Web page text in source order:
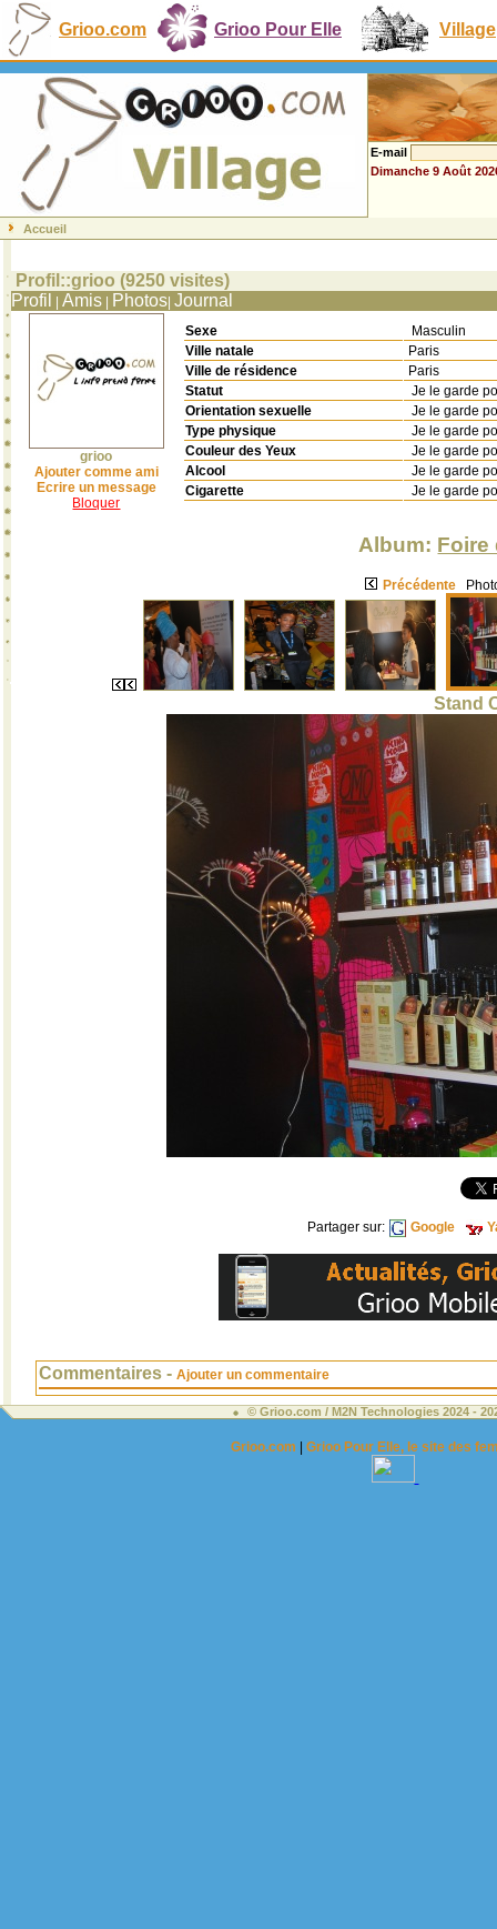
Grioo.com Grioo Pour Elle Village
E-mail
Dimanche 9 Août
Accueil
Profil::grioo (9250 visites)
Profil
Amis Photos Journal
grioo
Ajouter comme ami
Ecrire un message
Bloquer
Sexe
Masculin
Ville natale
Paris
Ville de résidence
Paris
Statut
Je le garde
Orientation sexuelle
Je le garde
Type physique
Je le garde
Couleur des Yeux
Je le garde
Alcool
Je le garde
Cigarette
Je le garde
Album: Foire
Précédente
Stand
Partager sur: Google
Commentaires - Ajouter un commentaire
© Grioo.com / M2N Technologies 2024 -
Grioo.com |Grioo Pour Elle, le site des